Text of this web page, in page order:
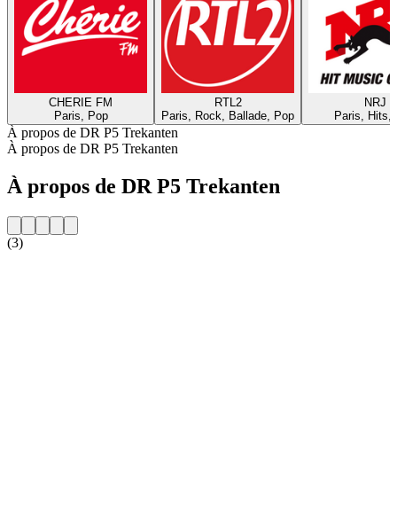
CHERIE FM
Paris, Pop
RTL2
Paris, Rock, Ballade, Pop
NRJ
Paris, Hits,
À propos de DR P5 Trekanten
À propos de DR P5 Trekanten
À propos de DR P5 Trekanten
(3)